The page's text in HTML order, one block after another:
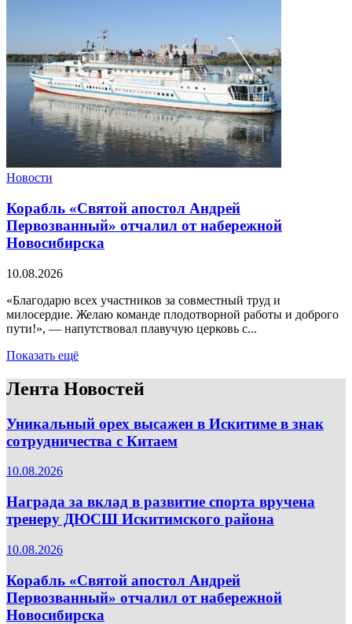
Новости
Корабль «Святой апостол Андрей
Первозванный» отчалил от набережной
Новосибирска
10.08.2026
«Благодарю всех участников за совместный труд и
милосердие. Желаю команде плодотворной работы и доброго
пути!», — напутствовал плавучую церковь с...
Показать ещё
Лента Новостей
Уникальный орех высажен в Искитиме в знак
сотрудничества с Китаем
10.08.2026
Награда за вклад в развитие спорта вручена
тренеру ДЮСШ Искитимского района
10.08.2026
Корабль «Святой апостол Андрей
Первозванный» отчалил от набережной
Новосибирска